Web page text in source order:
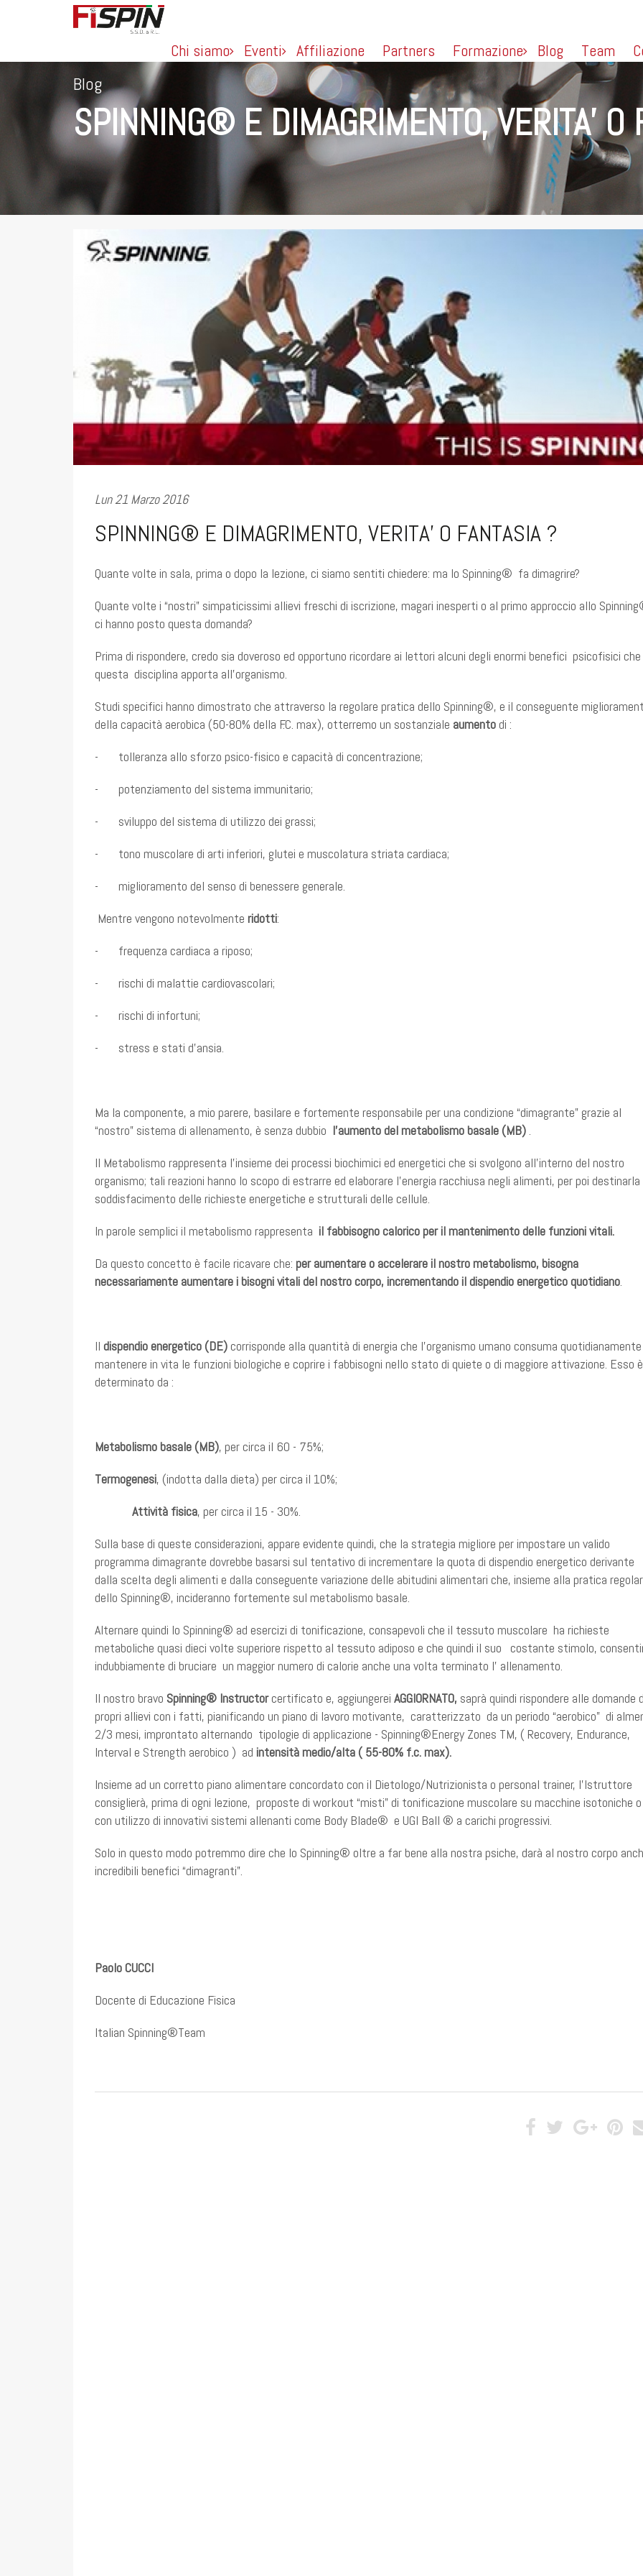
Chi siamo Eventi Affiliazione Partners Formazione Blog Team
Blog
SPINNING® E DIMAGRIMENTO, VERITA’ O
Lun 21 Marzo 2016
SPINNING® E DIMAGRIMENTO, VERITA’ O FANTASIA ?
Quante volte in sala, prima o dopo la lezione, ci siamo sentiti chiedere: ma lo Spinning® fa dimagrire?
Quante volte i “nostri” simpaticissimi allievi freschi di iscrizione, magari inesperti o al primo approccio allo
ci hanno posto questa domanda?
Prima di rispondere, credo sia doveroso ed opportuno ricordare ai lettori alcuni degli enormi benefici psicofisici che
questa disciplina apporta all’organismo.
Studi specifici hanno dimostrato che attraverso la regolare pratica dello Spinning®, e il conseguente
della capacità aerobica (50-80% della F.C. max), otterremo un sostanziale aumento di :
- tolleranza allo sforzo psico-fisico e capacità di concentrazione;
- potenziamento del sistema immunitario;
- sviluppo del sistema di utilizzo dei grassi;
- tono muscolare di arti inferiori, glutei e muscolatura striata cardiaca;
- miglioramento del senso di benessere generale.
Mentre vengono notevolmente ridotti:
- frequenza cardiaca a riposo;
- rischi di malattie cardiovascolari;
- rischi di infortuni;
- stress e stati d’ansia.
Ma la componente, a mio parere, basilare e fortemente responsabile per una condizione “dimagrante” grazie al
“nostro” sistema di allenamento, è senza dubbio l’aumento del metabolismo basale (MB) .
Il Metabolismo rappresenta l'insieme dei processi biochimici ed energetici che si svolgono all'interno del nostro
organismo; tali reazioni hanno lo scopo di estrarre ed elaborare l'energia racchiusa negli alimenti, per poi
soddisfacimento delle richieste energetiche e strutturali delle cellule.
In parole semplici il metabolismo rappresenta il fabbisogno calorico per il mantenimento delle funzioni vitali.
Da questo concetto è facile ricavare che: per aumentare o accelerare il nostro metabolismo, bisogna
necessariamente aumentare i bisogni vitali del nostro corpo, incrementando il dispendio energetico quotidiano.
Il dispendio energetico (DE) corrisponde alla quantità di energia che l'organismo umano consuma
mantenere in vita le funzioni biologiche e coprire i fabbisogni nello stato di quiete o di maggiore attivazione. Esso è
determinato da :
Metabolismo basale (MB), per circa il 60 - 75%;
Termogenesi, (indotta dalla dieta) per circa il 10%;
Attività fisica, per circa il 15 - 30%.
Sulla base di queste considerazioni, appare evidente quindi, che la strategia migliore per impostare un valido
programma dimagrante dovrebbe basarsi sul tentativo di incrementare la quota di dispendio energetico derivante
dalla scelta degli alimenti e dalla conseguente variazione delle abitudini alimentari che, insieme alla pratica
dello Spinning®, incideranno fortemente sul metabolismo basale.
Alternare quindi lo Spinning® ad esercizi di tonificazione, consapevoli che il tessuto muscolare ha richieste
metaboliche quasi dieci volte superiore rispetto al tessuto adiposo e che quindi il suo costante stimolo,
indubbiamente di bruciare un maggior numero di calorie anche una volta terminato l’ allenamento.
Il nostro bravo Spinning® Instructorcertificato e, aggiungerei AGGIORNATO, saprà quindi rispondere alle domande
propri allievi con i fatti, pianificando un piano di lavoro motivante, caratterizzato da un periodo “aerobico” di
2/3 mesi, improntato alternando tipologie di applicazione - Spinning®Energy Zones TM, ( Recovery, Endurance,
Interval e Strength aerobico ) ad intensità medio/alta ( 55-80% f.c. max).
Insieme ad un corretto piano alimentare concordato con il Dietologo/Nutrizionista o personal trainer, l’Istruttore
consiglierà, prima di ogni lezione, proposte di workout “misti” di tonificazione muscolare su macchine isotoniche o
con utilizzo di innovativi sistemi allenanti come Body Blade® e UGI Ball ® a carichi progressivi.
Solo in questo modo potremmo dire che lo Spinning® oltre a far bene alla nostra psiche, darà al nostro corpo
incredibili benefici “dimagranti”.
Paolo CUCCI
Docente di Educazione Fisica
Italian Spinning®Team